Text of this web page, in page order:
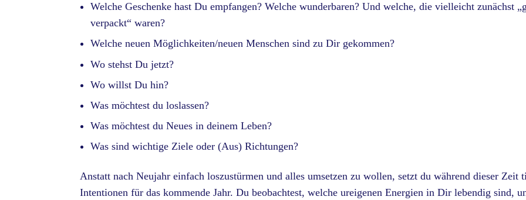
Welche Geschenke hast Du empfangen? Welche wunderbaren? Und welche, die vielleicht zunächst
verpackt“ waren?
Welche neuen Möglichkeiten/neuen Menschen sind zu Dir gekommen?
Wo stehst Du jetzt?
Wo willst Du hin?
Was möchtest du loslassen?
Was möchtest du Neues in deinem Leben?
Was sind wichtige Ziele oder (Aus) Richtungen?
Anstatt nach Neujahr einfach loszustürmen und alles umsetzen zu wollen, setzt du während dieser Zeit
Intentionen für das kommende Jahr. Du beobachtest, welche ureigenen Energien in Dir lebendig sind,